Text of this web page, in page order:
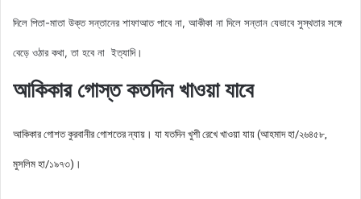
দিলে পিতা-মাতা উক্ত সন্তানের শাফাআত পাবে না, আকীকা না দিলে সন্তান যেভাবে সুস্থতার সঙ্গে
বেড়ে ওঠার কথা, তা হবে না ইত্যাদি।
আকিকার গোস্ত কতদিন খাওয়া যাবে
আকিকার গোশত কুরবানীর গোশতের ন্যায়। যা যতদিন খুশী রেখে খাওয়া যায় (আহমাদ হা/২৬৪৫৮,
মুসলিম হা/১৯৭৩)।